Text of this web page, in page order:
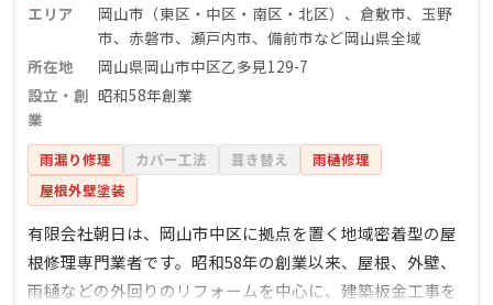
エリア
岡山市（東区・中区・南区・北区）、倉敷市、玉野
市、赤磐市、瀬戸内市、備前市など岡山県全域
所在地
岡山県岡山市中区乙多見129-7
設立・創
業
昭和58年創業
雨漏り修理 カバー工法 葺き替え
雨樋修理
屋根外壁塗装
有限会社朝日は、岡山市中区に拠点を置く地域密着型の屋
根修理専門業者です。昭和58年の創業以来、屋根、外壁、
雨樋などの外回りのリフォームを中心に、建築板金工事を